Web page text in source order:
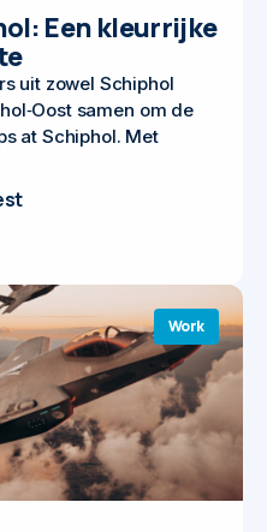
Een kleurrijke
uit zowel Schiphol
samen om de
at Schiphol. Met
Work